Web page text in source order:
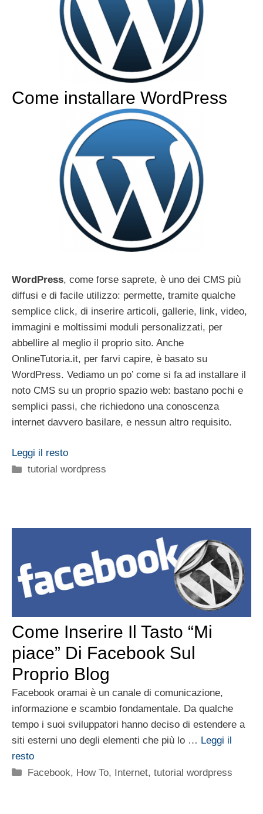
Come installare WordPress
WordPress, come forse saprete, è uno dei CMS più
diffusi e di facile utilizzo: permette, tramite qualche
semplice click, di inserire articoli, gallerie, link, video,
immagini e moltissimi moduli personalizzati, per
abbellire al meglio il proprio sito. Anche
OnlineTutoria.it, per farvi capire, è basato su
WordPress. Vediamo un po’ come si fa ad installare il
noto CMS su un proprio spazio web: bastano pochi e
semplici passi, che richiedono una conoscenza
internet davvero basilare, e nessun altro requisito.
Leggi il resto
Categorie
tutorial wordpress
Come Inserire Il Tasto “Mi
piace” Di Facebook Sul
Proprio Blog
Facebook oramai è un canale di comunicazione,
informazione e scambio fondamentale. Da qualche
tempo i suoi sviluppatori hanno deciso di estendere a
siti esterni uno degli elementi che più lo … Leggi il
resto
Categorie
Facebook, How To, Internet,tutorial wordpress